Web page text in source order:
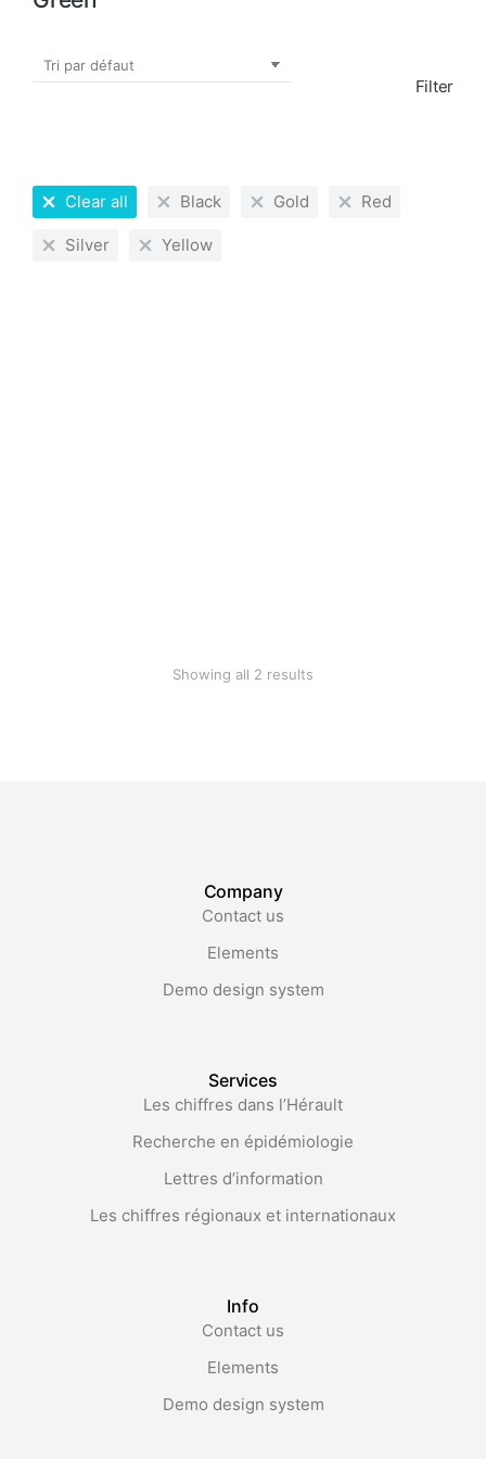
Filter
Clear all Black Gold Red
Silver Yellow
Showing all 2 results
Company
Contact us
Elements
Demo design system
Services
Les chiffres dans l’Hérault​
Recherche en épidémiologie
Lettres d’information
Les chiffres régionaux et internationaux
Info
Contact us
Elements
Demo design system